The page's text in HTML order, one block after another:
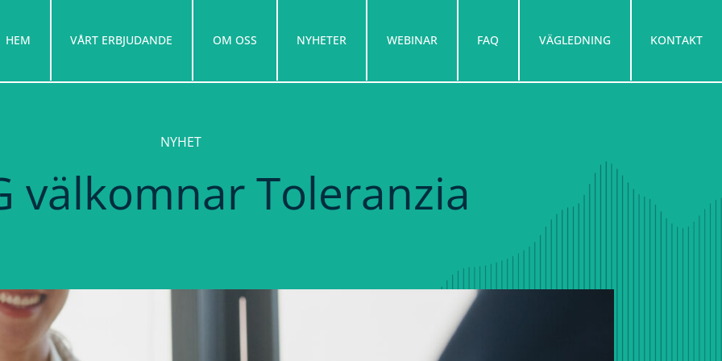
HEM VÅRT ERBJUDANDE OM OSS NYHETER WEBINAR FAQ VÄGLEDNING KONTAKT
NYHET
välkomnar Toleranzia